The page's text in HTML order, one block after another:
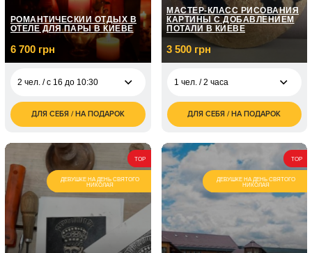
РОМАНТИЧЕСКИЙ ОТДЫХ В
ОТЕЛЕ ДЛЯ ПАРЫ В КИЕВЕ
6 700 грн
2 чел. / с 16 до 10:30
6 700
грн
ДЛЯ СЕБЯ / НА ПОДАРОК
МАСТЕР-КЛАСС РИСОВАНИЯ
КАРТИНЫ С ДОБАВЛЕНИЕМ
ПОТАЛИ В КИЕВЕ
3 500 грн
1 чел. / 2 часа
3 500
грн
ДЛЯ СЕБЯ / НА ПОДАРОК
TOP
ДЕВУШКЕ НА ДЕНЬ СВЯТОГО
НИКОЛАЯ
TOP
ДЕВУШКЕ НА ДЕНЬ СВЯТОГО
НИКОЛАЯ